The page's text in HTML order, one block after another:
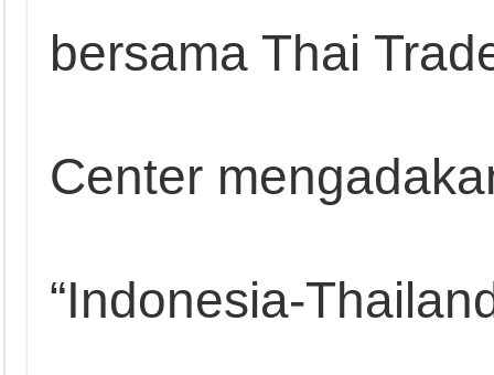
bersama Thai
Center
“Indonesia-